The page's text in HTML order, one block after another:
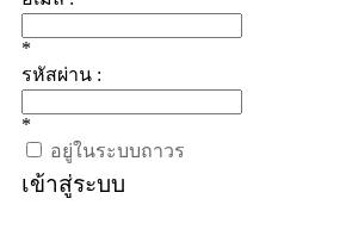
*
รหัสผ่าน :
*
อยู่ในระบบถาวร
เข้าสู่ระบบ